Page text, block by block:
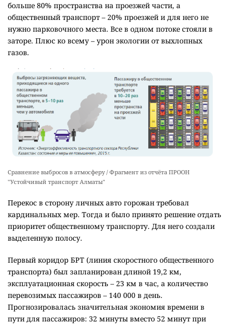
больше 80% пространства на проезжей части, а
общественный транспорт – 20% проезжей и для него не
нужно парковочного места. Все в одном потоке стояли в
заторе. Плюс ко всему – урон экологии от выхлопных
газов.
Сравнение выбросов в атмосферу / Фрагмент из отчёта ПРООН
"Устойчивый транспорт Алматы"
Перекос в сторону личных авто горожан требовал
кардинальных мер. Тогда и было принято решение отдать
приоритет общественному транспорту. Для него создали
выделенную полосу.
Первый коридор БРТ (линия скоростного общественного
транспорта) был запланирован длиной 19,2 км,
эксплуатационная скорость – 23 км в час, а количество
перевозимых пассажиров – 140 000 в день.
Прогнозировалась значительная экономия времени в
пути для пассажиров: 32 минуты вместо 52 минут при